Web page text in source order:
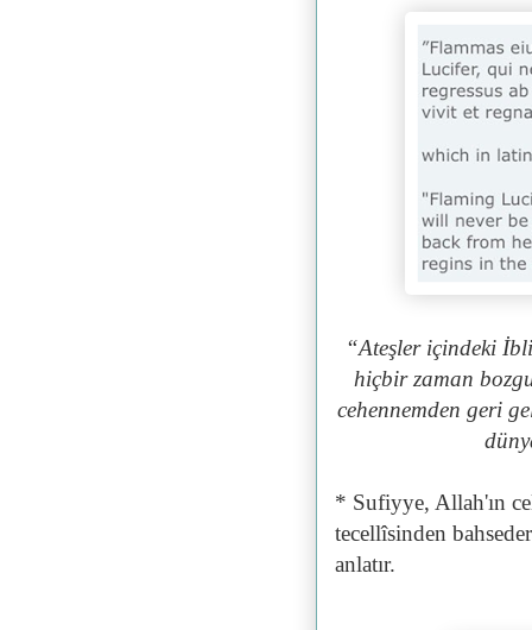
“Ateşler içindeki
hiçbir zaman
cehennemden geri
* Sufiyye, Allah'ın
tecellîsinden
anlatır.